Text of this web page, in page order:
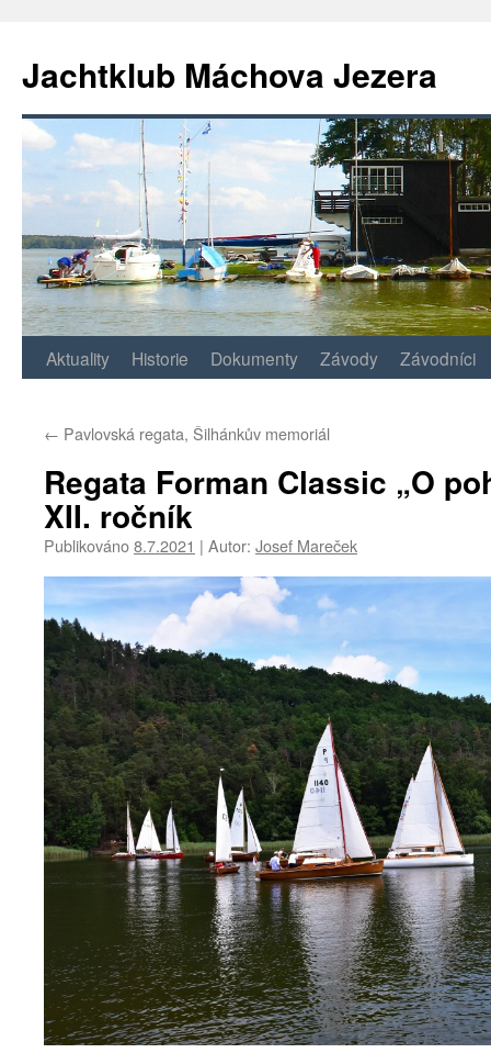
Jachtklub Máchova Jezera
Přejít
obsahu
webu
Aktuality Historie Dokumenty Závody Závodníci
← Pavlovská regata, Šilhánkův memoriál
Regata Forman Classic „O
XII. ročník
Publikováno8.7.2021 | Autor: Josef Mareček